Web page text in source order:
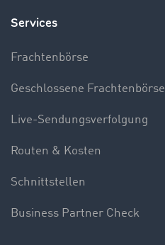
Services
Frachtenbörse
Geschlossene Frachtenbörse
Live-Sendungsverfolgung
Routen & Kosten
Schnittstellen
Business Partner Check